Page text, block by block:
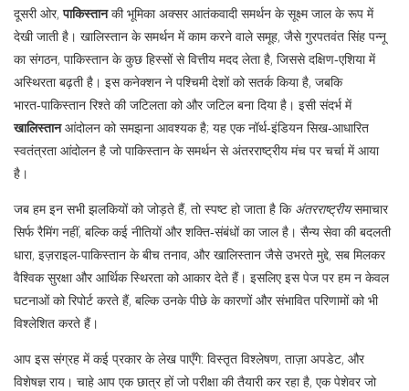
दूसरी ओर,पाकिस्तानकी भूमिका अक्सर आतंकवादी समर्थन के सूक्ष्म जाल के रूप में
देखी जाती है। खालिस्तान के समर्थन में काम करने वाले समूह, जैसे गुरपतवंत सिंह पन्नू
का संगठन, पाकिस्तान के कुछ हिस्सों से वित्तीय मदद लेता है, जिससे दक्षिण‑एशिया में
अस्थिरता बढ़ती है। इस कनेक्शन ने पश्चिमी देशों को सतर्क किया है, जबकि
भारत‑पाकिस्तान रिश्ते की जटिलता को और जटिल बना दिया है। इसी संदर्भ में
खालिस्तानआंदोलन को समझना आवश्यक है; यह एक नॉर्थ‑इंडियन सिख‑आधारित
स्वतंत्रता आंदोलन है जो पाकिस्तान के समर्थन से अंतरराष्ट्रीय मंच पर चर्चा में आया
है।
जब हम इन सभी झलकियों को जोड़ते हैं, तो स्पष्ट हो जाता है कि अंतरराष्ट्रीयसमाचार
सिर्फ रैमिंग नहीं, बल्कि कई नीतियों और शक्ति‑संबंधों का जाल है। सैन्य सेवा की बदलती
धारा, इज़राइल‑पाकिस्तान के बीच तनाव, और खालिस्तान जैसे उभरते मुद्दे, सब मिलकर
वैश्विक सुरक्षा और आर्थिक स्थिरता को आकार देते हैं। इसलिए इस पेज पर हम न केवल
घटनाओं को रिपोर्ट करते हैं, बल्कि उनके पीछे के कारणों और संभावित परिणामों को भी
विश्लेशित करते हैं।
आप इस संग्रह में कई प्रकार के लेख पाएँगे: विस्तृत विश्लेषण, ताज़ा अपडेट, और
विशेषज्ञ राय। चाहे आप एक छात्र हों जो परीक्षा की तैयारी कर रहा है, एक पेशेवर जो